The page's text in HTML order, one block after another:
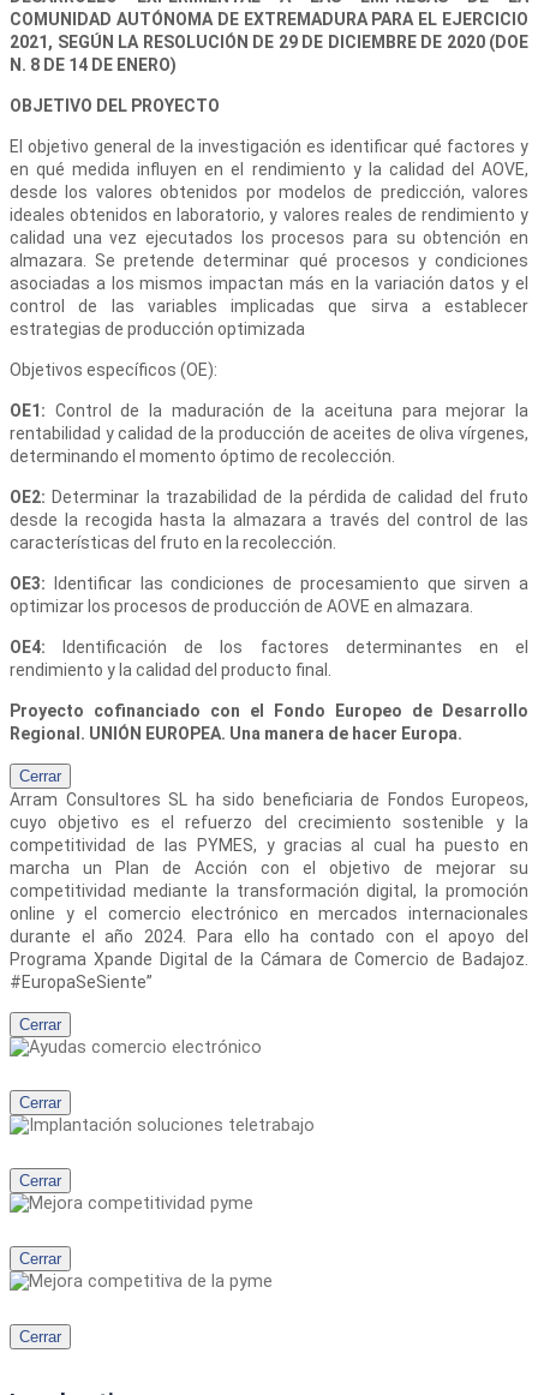
COMUNIDAD AUTÓNOMA DE EXTREMADURA PARA EL EJERCICIO
2021, SEGÚN LA RESOLUCIÓN DE 29 DE DICIEMBRE DE 2020 (DOE
N. 8 DE 14 DE ENERO)
OBJETIVO DEL PROYECTO
El objetivo general de la investigación es identificar qué factores y
en qué medida influyen en el rendimiento y la calidad del AOVE,
desde los valores obtenidos por modelos de predicción, valores
ideales obtenidos en laboratorio, y valores reales de rendimiento y
calidad una vez ejecutados los procesos para su obtención en
almazara. Se pretende determinar qué procesos y condiciones
asociadas a los mismos impactan más en la variación datos y el
control de las variables implicadas que sirva a establecer
estrategias de producción optimizada
Objetivos específicos (OE):
OE1: Control de la maduración de la aceituna para mejorar la
rentabilidad y calidad de la producción de aceites de oliva vírgenes,
determinando el momento óptimo de recolección.
OE2: Determinar la trazabilidad de la pérdida de calidad del fruto
desde la recogida hasta la almazara a través del control de las
características del fruto en la recolección.
OE3:
Identificar las condiciones de procesamiento que sirven a
optimizar los procesos de producción de AOVE en almazara.
OE4:
Identificación de los factores determinantes en el
rendimiento y la calidad del producto final.
Proyecto cofinanciado con el Fondo Europeo de Desarrollo
Regional. UNIÓN EUROPEA. Una manera de hacer Europa.
Cerrar
Arram Consultores SL ha sido beneficiaria de Fondos Europeos,
cuyo objetivo es el refuerzo del crecimiento sostenible y la
competitividad de las PYMES, y gracias al cual ha puesto en
marcha un Plan de Acción con el objetivo de mejorar su
competitividad mediante la transformación digital, la promoción
online y el comercio electrónico en mercados internacionales
durante el año 2024. Para ello ha contado con el apoyo del
Programa Xpande Digital de la Cámara de Comercio de Badajoz.
#EuropaSeSiente”
Cerrar
Cerrar
Cerrar
Cerrar
Cerrar